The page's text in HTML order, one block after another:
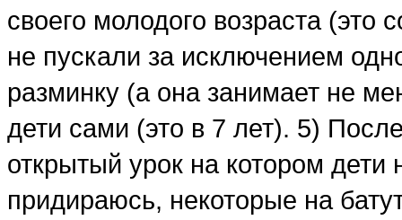
своего молодого возраста (это
не пускали за исключением
разминку (а она занимает не
дети сами (это в 7 лет). 5)
открытый урок на котором дети
придираюсь, некоторые на